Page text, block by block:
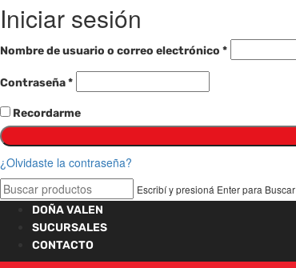
Iniciar sesión
Nombre de usuario o correo electrónico *Requerido
Contraseña*Requerido
Recordarme
¿Olvidaste la contraseña?
Escribí y presioná Enter para Buscar
DOÑA VALEN
SUCURSALES
CONTACTO